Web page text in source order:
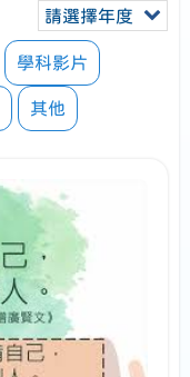
請選擇年度
學科影片
其他